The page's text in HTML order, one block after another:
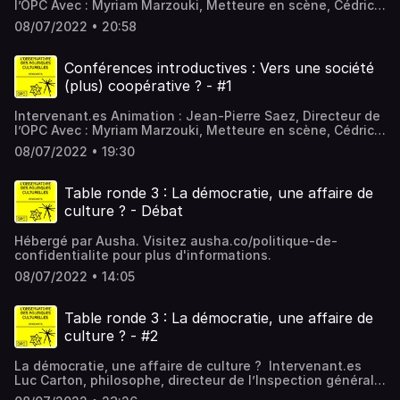
l’OPC Avec : Myriam Marzouki, Metteure en scène, Cédric
Paternotte, Philosophe (Sorbonne Université) Hébergé par
Ausha. Visitez ausha.co/politique-de-confidentialite pour
08/07/2022 • 20:58
Conférences introductives : Vers une société
(plus) coopérative ? - #1
Intervenant.es Animation : Jean-Pierre Saez, Directeur de
l’OPC Avec : Myriam Marzouki, Metteure en scène, Cédric
Paternotte, Philosophe (Sorbonne Université) Hébergé par
Ausha. Visitez ausha.co/politique-de-confidentialite pour
08/07/2022 • 19:30
Table ronde 3 : La démocratie, une affaire de
culture ? - Débat
Hébergé par Ausha. Visitez ausha.co/politique-de-
confidentialite pour plus d'informations.
08/07/2022 • 14:05
Table ronde 3 : La démocratie, une affaire de
culture ? - #2
La démocratie, une affaire de culture ? Intervenant.es
Luc Carton, philosophe, directeur de l’Inspection générale
de la Culture au ministère de la Fédération Wallonie-